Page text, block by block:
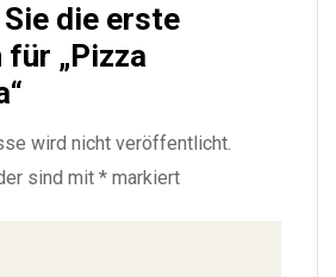
die erste
für „Pizza
wird nicht veröffentlicht.
sind mit * markiert